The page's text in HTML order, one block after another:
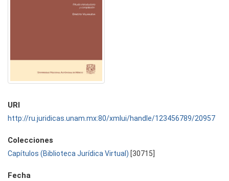
URI
http://ru.juridicas.unam.mx:80/xmlui/handle/123456789/20957
Colecciones
Capítulos (Biblioteca Jurídica Virtual) [30715]
Fecha